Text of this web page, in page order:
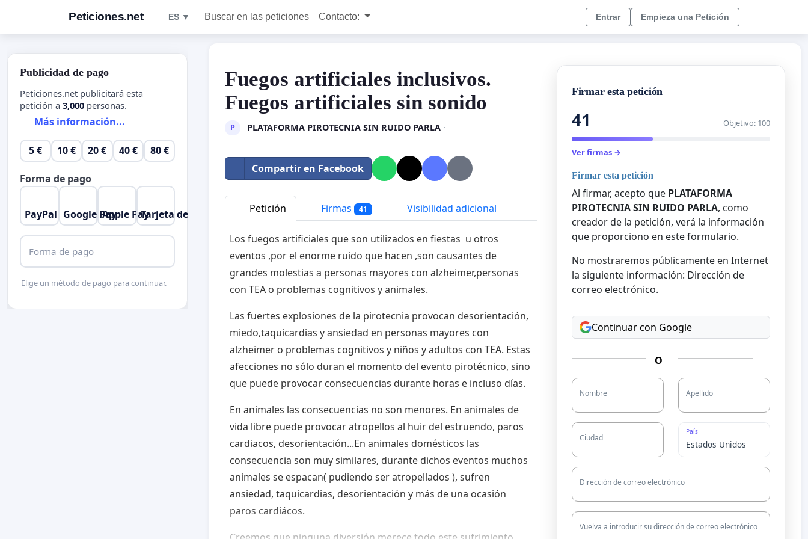
Peticiones.net ES ▼ Buscar en las peticiones Contacto: Entrar Empieza una Petición
Fuegos artificiales inclusivos.
Fuegos artificiales sin sonido
P PLATAFORMA PIROTECNIA SIN RUIDO PARLA·
Compartir en Facebook
Petición Firmas 41 Visibilidad adicional
Los fuegos artificiales que son utilizados en fiestas u otros
eventos ,por el enorme ruido que hacen ,son causantes de
grandes molestias a personas mayores con alzheimer,personas
con TEA o problemas cognitivos y animales.
Las fuertes explosiones de la pirotecnia provocan desorientación,
miedo,taquicardias y ansiedad en personas mayores con
alzheimer o problemas cognitivos y niños y adultos con TEA. Estas
afecciones no sólo duran el momento del evento pirotécnico, sino
que puede provocar consecuencias durante horas e incluso días.
En animales las consecuencias no son menores. En animales de
vida libre puede provocar atropellos al huir del estruendo, paros
cardiacos, desorientación...En animales domésticos las
consecuencia son muy similares, durante dichos eventos muchos
animales se espacan( pudiendo ser atropellados ), sufren
ansiedad, taquicardias, desorientación y más de una ocasión
paros cardiácos.
Firmar esta petición
41 Objetivo: 100
Ver firmas →
Firmar esta petición
Al firmar, acepto que PLATAFORMA
PIROTECNIA SIN RUIDO PARLA, como
creador de la petición, verá la información
que proporciono en este formulario.
No mostraremos públicamente en Internet
la siguiente información: Dirección de
correo electrónico.
Continuar con Google
O
Nombre Apellido
Ciudad
País
Dirección de correo electrónico
Vuelva a introducir su dirección de correo electrónico
Publicidad de pago
Peticiones.net publicitará esta
petición a 3,000 personas.
Más información...
5 € 10 € 20 € 40 € 80 €
Forma de pago
PayPal Google PayApple PayTarjeta de crédito
Forma de pago
Elige un método de pago para continuar.